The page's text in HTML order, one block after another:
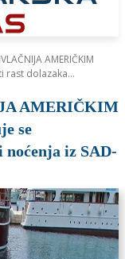
AMERIČKIM
rast dolazaka...
AMERIČKIM
se
noćenja iz SAD-